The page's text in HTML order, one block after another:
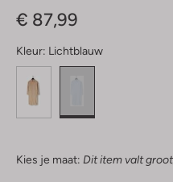
€ 87,99
Kleur: Lichtblauw
Kies je maat: Dit item valt